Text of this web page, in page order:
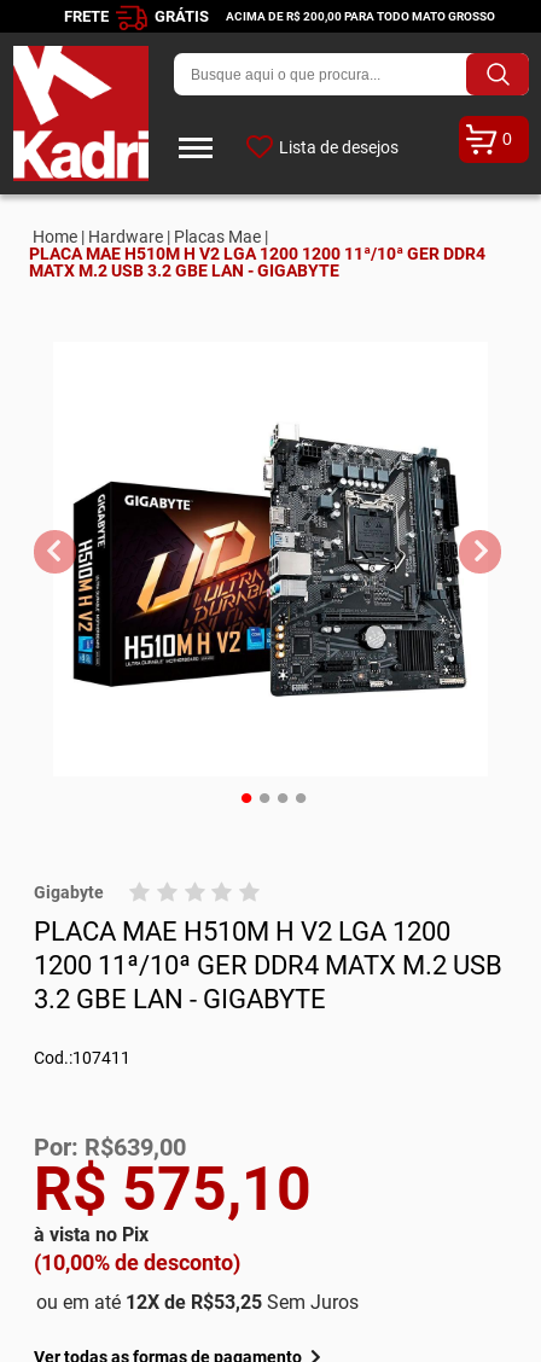
FRETE GRÁTIS ACIMA DE R$ 200,00 PARA TODO MATO GROSSO
Lista de desejos 0
Home | Hardware | Placas Mae |
PLACA MAE H510M H V2 LGA 1200 1200 11ª/10ª GER DDR4
MATX M.2 USB 3.2 GBE LAN - GIGABYTE
Gigabyte
PLACA MAE H510M H V2 LGA 1200
1200 11ª/10ª GER DDR4 MATX M.2 USB
3.2 GBE LAN - GIGABYTE
Cod.:107411
R$ 575,10
à vista no Pix
(10,00% de desconto)
Por: R$639,00
ou em até 12X de R$53,25 Sem Juros
Ver todas as formas de pagamento